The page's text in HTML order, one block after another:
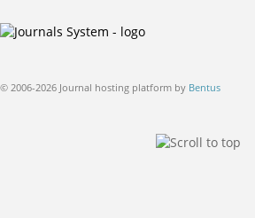
© 2006-2026 Journal hosting platform by Bentus